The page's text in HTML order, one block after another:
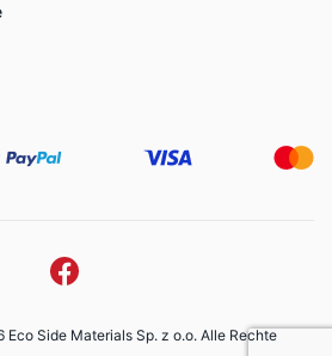
Side Materials Sp. z o.o. Alle Rechte